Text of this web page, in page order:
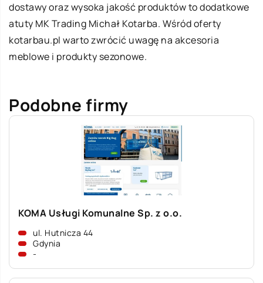
dostawy oraz wysoka jakość produktów to dodatkowe
atuty MK Trading Michał Kotarba. Wśród oferty
kotarbau.pl warto zwrócić uwagę na akcesoria
meblowe i produkty sezonowe.
Podobne firmy
KOMA Usługi Komunalne Sp. z o.o.
ul. Hutnicza 44
Gdynia
-